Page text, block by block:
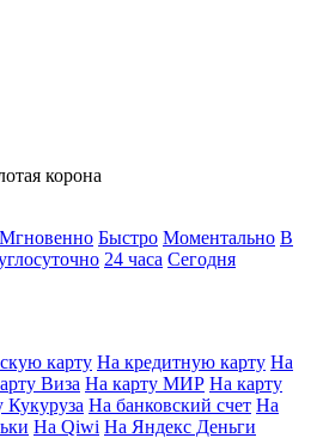
корона
Мгновенно Быстро Моментально В
24 часа Сегодня
карту На кредитную карту На
Виза На карту МИР На карту
Кукуруза На банковский счет На
На Qiwi На Яндекс Деньги